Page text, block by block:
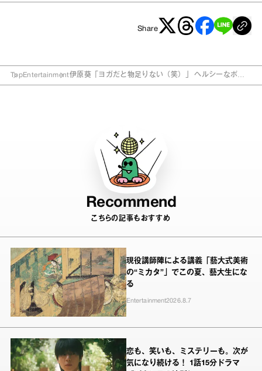
Share
TopEntertainment伊原葵「ヨガだと物足りない（笑）」 ヘルシーなボデ
Recommend
こちらの記事もおすすめ
現役講師陣による講義「藝大式美術
の“ミカタ”」でこの夏、藝大生にな
る
Entertainment2026.8.7
恋も、笑いも、ミステリーも。次が
気になり続ける！ 1話15分ドラマ